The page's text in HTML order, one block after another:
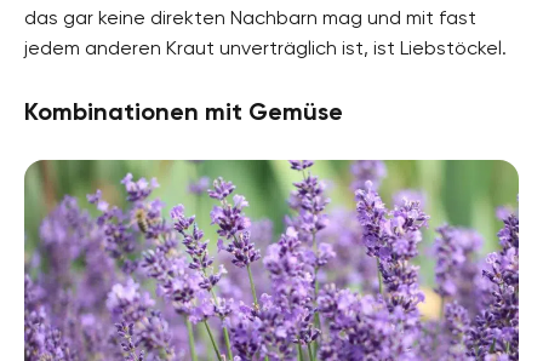
das gar keine direkten Nachbarn mag und mit fast
jedem anderen Kraut unverträglich ist, ist Liebstöckel.
Kombinationen mit Gemüse